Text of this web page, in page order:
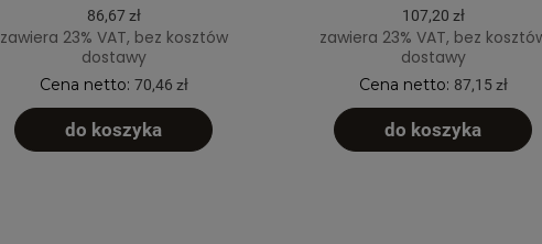
86,67 zł
zawiera 23% VAT, bez kosztów
dostawy
Cena netto: 70,46 zł
do koszyka
107,20 zł
zawiera 23% VAT, bez
dostawy
Cena netto: 87,15 zł
do koszyka